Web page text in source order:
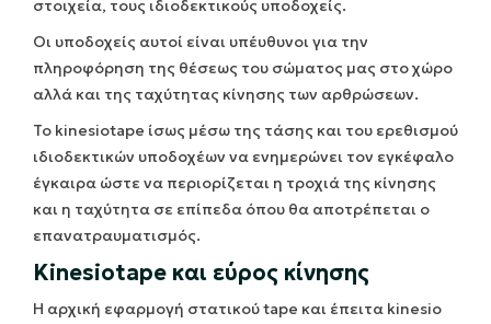
στοιχεία, τους ιδιοδεκτικούς υποδοχείς.
Οι υποδοχείς αυτοί είναι υπέυθυνοι για την
πληροφόρηση της θέσεως του σώματος μας στο χώρο
αλλά και της ταχύτητας κίνησης των αρθρώσεων.
Το kinesiotape ίσως μέσω της τάσης και του ερεθισμού
ιδιοδεκτικών υποδοχέων να ενημερώνει τον εγκέφαλο
έγκαιρα ώστε να περιορίζεται η τροχιά της κίνησης
και η ταχύτητα σε επίπεδα όπου θα αποτρέπεται ο
επανατραυματισμός.
Kinesiotape και εύρος κίνησης
Η αρχική εφαρμογή στατικού tape και έπειτα kinesio